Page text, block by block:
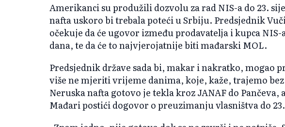
Amerikanci su produžili dozvolu za rad NIS-a do 23.
nafta uskoro bi trebala poteći u Srbiju. Predsjednik
očekuje da će ugovor između prodavatelja i kupca
dana, te da će to najvjerojatnije biti mađarski MOL.
Predsjednik države sada bi, makar i nakratko, mogao
više ne mjeriti vrijeme danima, koje, kaže, trajemo
Neruska nafta gotovo je tekla kroz JANAF do Pančeva,
Mađari postići dogovor o preuzimanju vlasništva do